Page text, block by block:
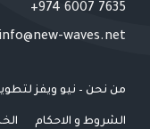
7635 6007 974+
info@new-waves.net
من نحن – نيو ويفز
الشروط و الاحكام